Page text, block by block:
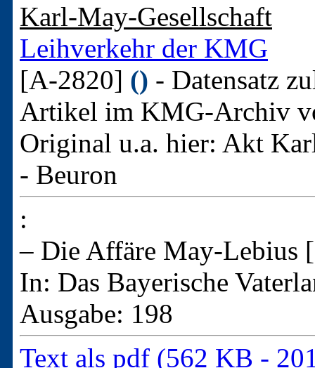
Karl-May-Gesellschaft
Leihverkehr der KMG
[A-2820] () - Datensatz
Artikel im KMG-Archiv
Original u.a. hier: Akt
- Beuron
:
– Die Affäre May-Lebius
In: Das Bayerische
Ausgabe: 198
Text als pdf (562 KB -